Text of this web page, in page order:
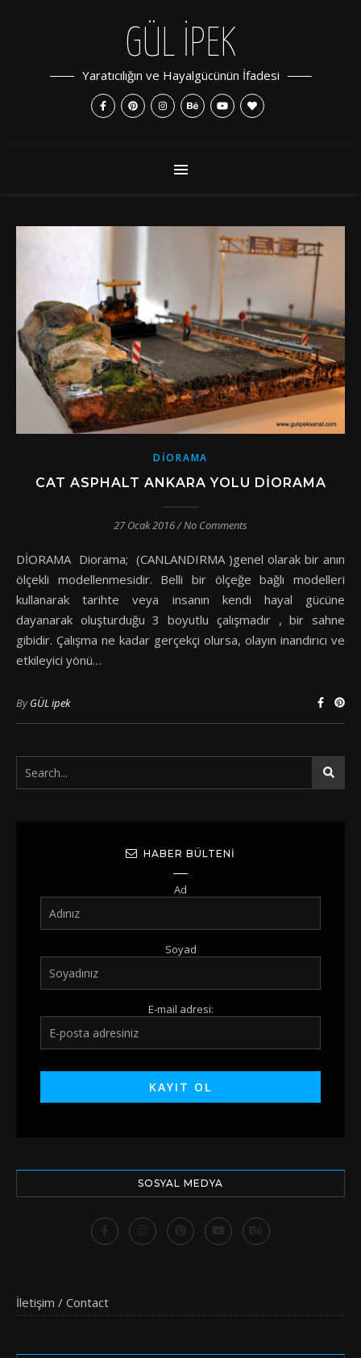
GÜL İPEK
Yaratıcılığın ve Hayalgücünün İfadesi
DIORAMA
CAT ASPHALT ANKARA YOLU DIORAMA
27 Ocak 2016/ No Comments
DİORAMA Diorama; (CANLANDIRMA )genel olarak bir anın
ölçekli modellenmesidir. Belli bir ölçeğe bağlı modelleri
kullanarak tarihte veya insanın kendi hayal gücüne
dayanarak oluşturduğu 3 boyutlu çalışmadır , bir sahne
gibidir. Çalışma ne kadar gerçekçi olursa, olayın inandırıcı ve
etkileyici yönü…
ByGÜL ipek
HABER BÜLTENI
Ad
Soyad
E-mail adresi:
SOSYAL MEDYA
İletişim / Contact